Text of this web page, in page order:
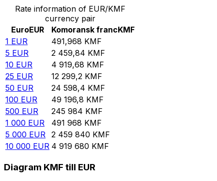
Rate information of EUR/KMF
currency pair
EuroEUR Komoransk francKMF
1 EUR 491,968 KMF
5 EUR 2 459,84 KMF
10 EUR 4 919,68 KMF
25 EUR 12 299,2 KMF
50 EUR 24 598,4 KMF
100 EUR 49 196,8 KMF
500 EUR 245 984 KMF
1 000 EUR 491 968 KMF
5 000 EUR 2 459 840 KMF
10 000 EUR 4 919 680 KMF
Diagram KMF till EUR